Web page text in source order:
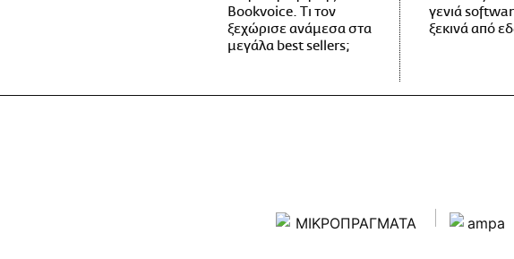
Bookvoice. Τι τον
ξεχώρισε ανάμεσα στα
μεγάλα best sellers;
γενιά
ξεκινά από